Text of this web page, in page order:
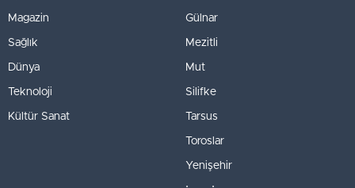
Magazin
Sağlık
Dünya
Teknoloji
Kültür Sanat
Gülnar
Mezitli
Mut
Silifke
Tarsus
Toroslar
Yenişehir